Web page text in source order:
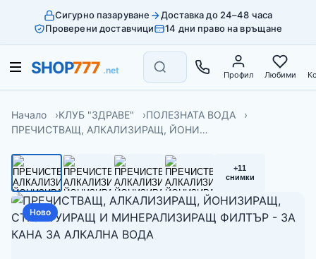
Сигурно пазаруване
Доставка до 24–48 часа
Проверени доставчици
14 дни право на връщане
Профил Любими
Начало КЛУБ "ЗДРАВЕ"
ПОЛЕЗНАТА ВОДА
ПРЕЧИСТВАЩ, АЛКАЛИЗИРАЩ, ЙОНИ…
+11
снимки
Ново